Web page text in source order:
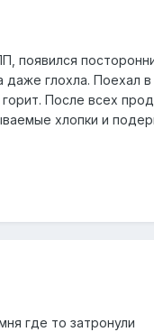
появился
глохла. Поехал
После всех
хлопки и
где то затронули